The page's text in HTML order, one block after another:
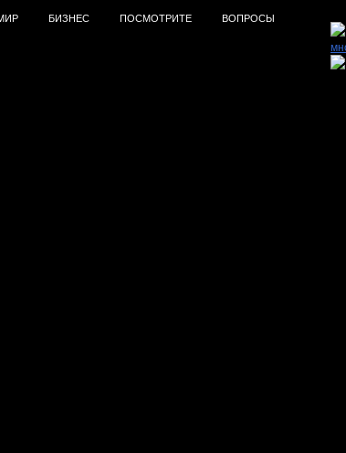
БИЗНЕС ПОСМОТРИТЕ ВОПРОСЫ